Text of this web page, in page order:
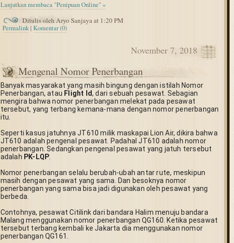
Lanjutkan membaca "Penipuan Online" »
Ditulis oleh Aryo Sanjaya at 1:20 PM
Permalink |Komentar (0)
November 7, 2018
Mengenal Nomor Penerbangan
Banyak masyarakat yang masih bingung dengan istilah Nomor
Penerbangan, atau Flight Id, dari sebuah pesawat. Sebagian
mengira bahwa nomor penerbangan melekat pada pesawat
tersebut, yang terbang kemana-mana dengan nomor penerbangan
itu.
Seperti kasus jatuhnya JT610 milik maskapai Lion Air, dikira bahwa
JT610 adalah pengenal pesawat. Padahal JT610 adalah nomor
penerbangan. Sedangkan pengenal pesawat yang jatuh tersebut
adalah PK-LQP
Nomor penerbangan selalu berubah-ubah antar rute, meskipun
masih dengan pesawat yang sama. Dan besoknya nomor
penerbangan yang sama bisa jadi digunakan oleh pesawat yang
berbeda.
Contohnya, pesawat Citilink dari bandara Halim menuju bandara
Malang menggunakan nomor penerbangan QG160. Ketika pesawat
tersebut terbang kembali ke Jakarta dia menggunakan nomor
penerbangan QG161.